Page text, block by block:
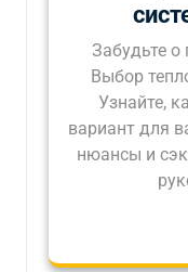
Забудьте о
Выбор
Узнайте,
вариант для
нюансы и